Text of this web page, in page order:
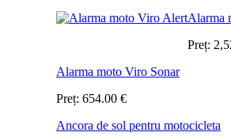
Alarma
Preț:
Alarma moto Viro Sonar
Preț: 654.00 €
Ancora de sol pentru motocicleta